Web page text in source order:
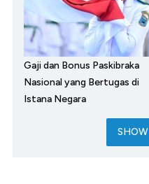
Gaji dan Bonus Paskibraka
Nasional yang Bertugas di
Istana Negara